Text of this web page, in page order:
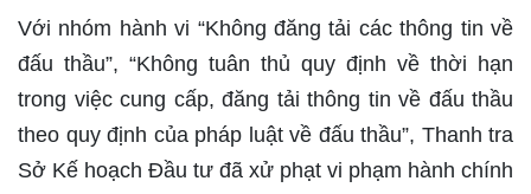
Với nhóm hành vi “Không đăng tải các thông tin về
đấu thầu”, “Không tuân thủ quy định về thời hạn
trong việc cung cấp, đăng tải thông tin về đấu thầu
theo quy định của pháp luật về đấu thầu”, Thanh tra
Sở Kế hoạch Đầu tư đã xử phạt vi phạm hành chính